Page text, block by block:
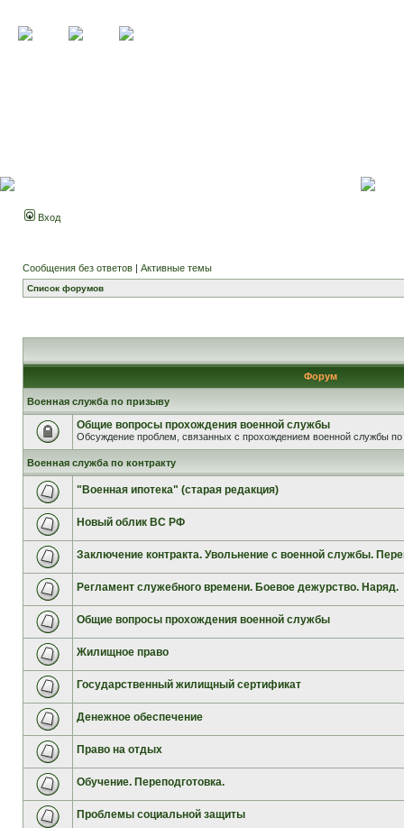
Вход
Сообщения без ответов | Активные темы
Список форумов
Форум
Военная служба по призыву
Общие вопросы прохождения военной службы
Обсуждение проблем, связанных с прохождением военной службы по
Военная служба по контракту
"Военная ипотека" (старая редакция)
Новый облик ВС РФ
Заключение контракта. Увольнение с военной службы.
Регламент служебного времени. Боевое дежурство. Наряд.
Общие вопросы прохождения военной службы
Жилищное право
Государственный жилищный сертификат
Денежное обеспечение
Право на отдых
Обучение. Переподготовка.
Проблемы социальной защиты